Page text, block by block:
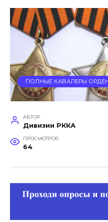
ПОЛНЫЕ КАВАЛЕРЫ
АВТОР
Дивизии РККА
ПРОСМОТРОВ
64